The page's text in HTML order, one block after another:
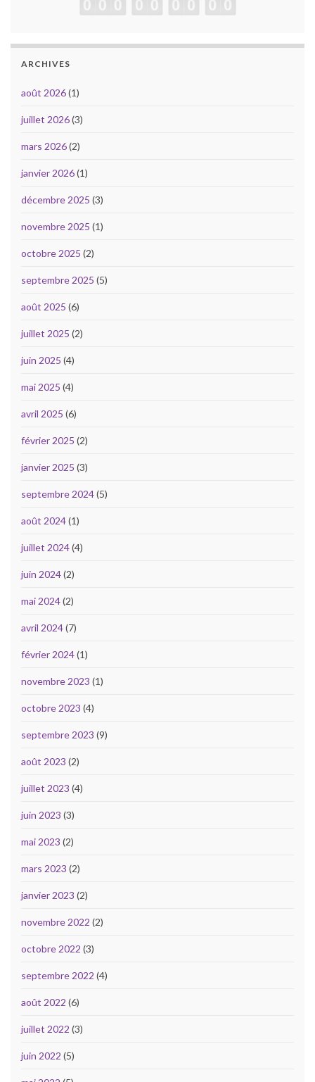
ARCHIVES
août 2026(1)
juillet 2026(3)
mars 2026(2)
janvier 2026(1)
décembre 2025 (3)
novembre 2025 (1)
octobre 2025 (2)
septembre 2025 (5)
août 2025 (6)
juillet 2025 (2)
juin 2025 (4)
mai 2025 (4)
avril 2025 (6)
février 2025 (2)
janvier 2025 (3)
septembre 2024(5)
août 2024(1)
juillet 2024(4)
juin 2024(2)
mai 2024(2)
avril 2024(7)
février 2024(1)
novembre 2023 (1)
octobre 2023 (4)
septembre 2023 (9)
août 2023 (2)
juillet 2023 (4)
juin 2023 (3)
mai 2023 (2)
mars 2023 (2)
janvier 2023 (2)
novembre 2022 (2)
octobre 2022 (3)
septembre 2022 (4)
août 2022 (6)
juillet 2022 (3)
juin 2022 (5)